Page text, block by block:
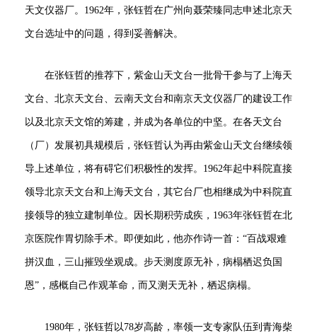
天文仪器厂。1962年，张钰哲在广州向聂荣臻同志申述北京天
文台选址中的问题，得到妥善解决。
在张钰哲的推荐下，紫金山天文台一批骨干参与了上海天
文台、北京天文台、云南天文台和南京天文仪器厂的建设工作
以及北京天文馆的筹建，并成为各单位的中坚。在各天文台
（厂）发展初具规模后，张钰哲认为再由紫金山天文台继续领
导上述单位，将有碍它们积极性的发挥。1962年起中科院直接
领导北京天文台和上海天文台，其它台厂也相继成为中科院直
接领导的独立建制单位。因长期积劳成疾，1963年张钰哲在北
京医院作胃切除手术。即便如此，他亦作诗一首：“百战艰难
拼汉血，三山摧毁坐观成。步天测度原无补，病榻栖迟负国
恩”，感概自己作观革命，而又测天无补，栖迟病榻。
1980年，张钰哲以78岁高龄，率领一支专家队伍到青海柴